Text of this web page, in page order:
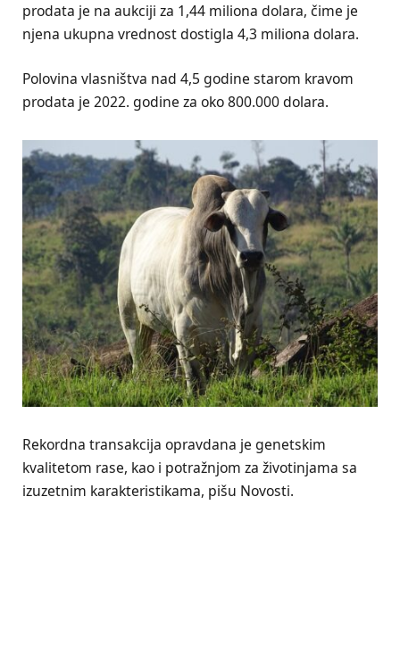
prodata je na aukciji za 1,44 miliona dolara, čime je
njena ukupna vrednost dostigla 4,3 miliona dolara.
Polovina vlasništva nad 4,5 godine starom kravom
prodata je 2022. godine za oko 800.000 dolara.
Rekordna transakcija opravdana je genetskim
kvalitetom rase, kao i potražnjom za životinjama sa
izuzetnim karakteristikama, pišu Novosti.